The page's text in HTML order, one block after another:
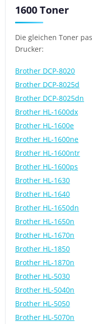
1600 Toner
Die gleichen Toner
Drucker:
Brother DCP-8020
Brother DCP-8025d
Brother DCP-8025dn
Brother HL-1600dx
Brother HL-1600e
Brother HL-1600ne
Brother HL-1600ntr
Brother HL-1600ps
Brother HL-1630
Brother HL-1640
Brother HL-1650dn
Brother HL-1650n
Brother HL-1670n
Brother HL-1850
Brother HL-1870n
Brother HL-5030
Brother HL-5040n
Brother HL-5050
Brother HL-5070n